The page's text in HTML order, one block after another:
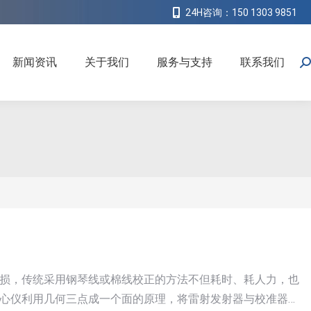
24H咨询：150 1303 9851
新闻资讯 关于我们 服务与支持 联系我们
搜
，传统采用钢琴线或棉线校正的方法不但耗时、耗人力，也
仪利用几何三点成一个面的原理，将雷射发射器与校准器分